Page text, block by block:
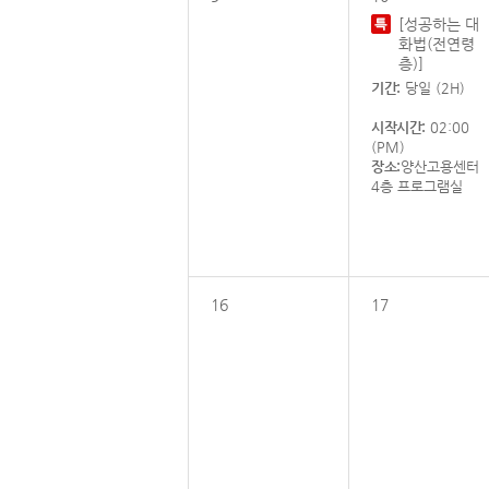
[성공하는 대
화법(전연령
층)]
기간: 당일 (2H)
시작시간: 02:00
(PM)
장소:양산고용센터
4층 프로그램실
16 17